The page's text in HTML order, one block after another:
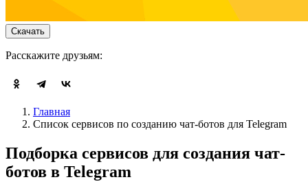
Скачать
Расскажите друзьям:
Главная
Список сервисов по созданию чат-ботов для Telegram
Подборка сервисов для создания чат-
ботов в Telegram